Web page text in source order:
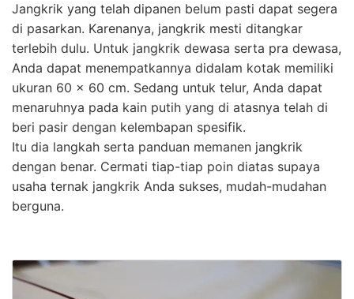
Jangkrik yang telah dipanen belum pasti dapat segera
di pasarkan. Karenanya, jangkrik mesti ditangkar
terlebih dulu. Untuk jangkrik dewasa serta pra dewasa,
Anda dapat menempatkannya didalam kotak memiliki
ukuran 60 x 60 cm. Sedang untuk telur, Anda dapat
menaruhnya pada kain putih yang di atasnya telah di
beri pasir dengan kelembapan spesifik.
Itu dia langkah serta panduan memanen jangkrik
dengan benar. Cermati tiap-tiap poin diatas supaya
usaha ternak jangkrik Anda sukses, mudah-mudahan
berguna.